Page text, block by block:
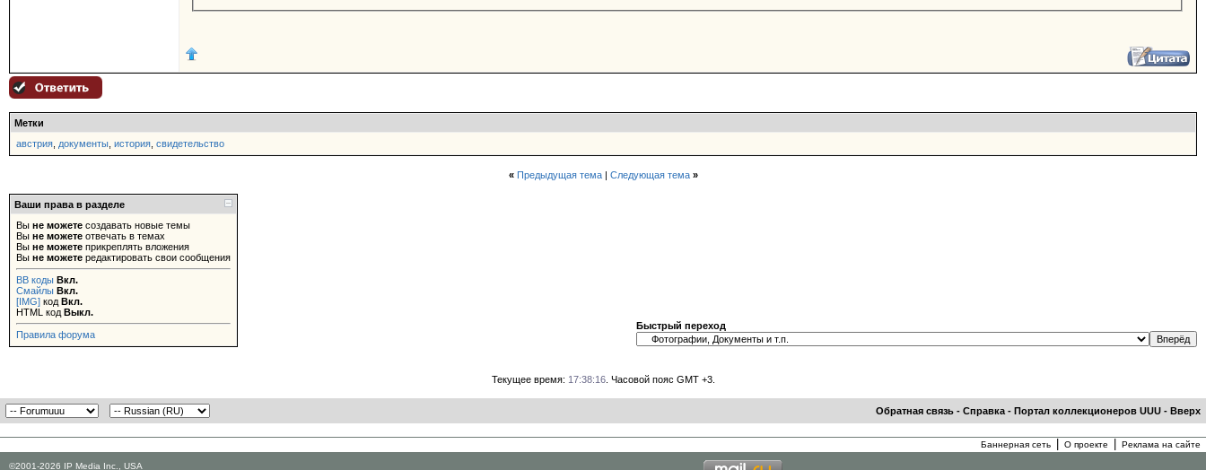
Метки
австрия документы история свидетельство
« Предыдущая тема| Следующая тема »
Ваши права в разделе
Вы не можете создавать новые темы
Вы не можете отвечать в темах
Вы не можете прикреплять вложения
Вы не можете редактировать свои сообщения
BB коды Вкл.
Смайлы Вкл.
[IMG] код Вкл.
HTML код Выкл.
Правила форума
Быстрый переход
Текущее время: 17:38:16. Часовой пояс GMT +3.
Обратная связь - Справка - Портал коллекционеров UUU - Вверх
Баннерная сеть О проекте Реклама на сайте
©2001-2026 IP Media Inc., USA